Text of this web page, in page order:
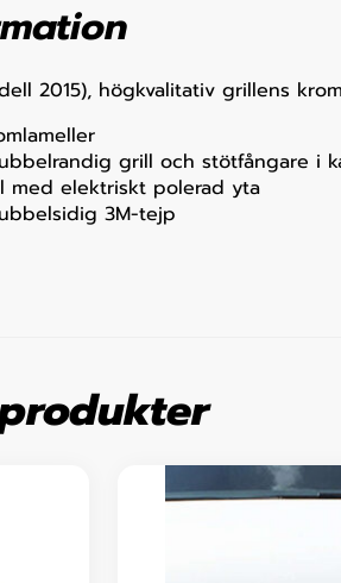
2015), högkvalitativ grillens
grill och stötfångare i
med elektriskt polerad yta
3M-tejp